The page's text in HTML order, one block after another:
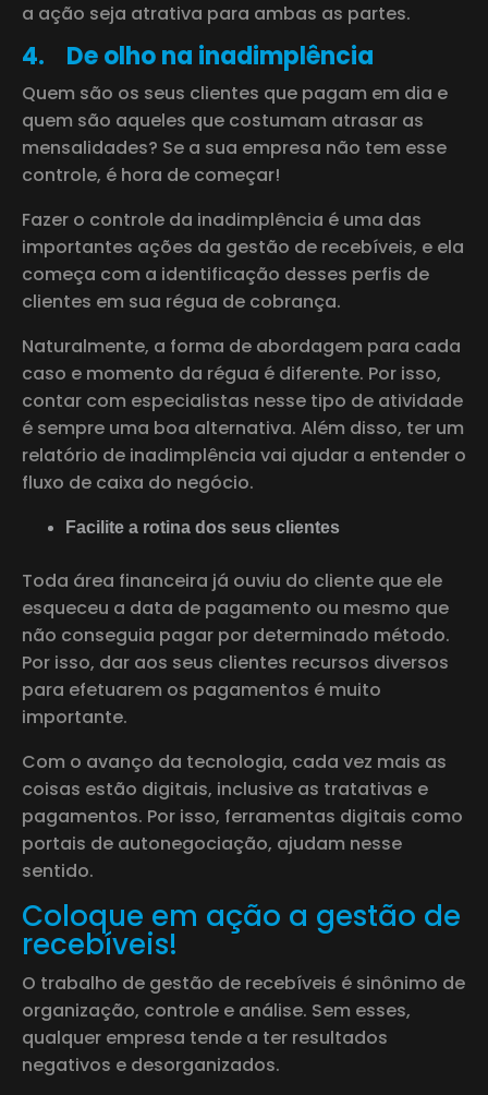
a ação seja atrativa para ambas as partes.
4. De olho na inadimplência
Quem são os seus clientes que pagam em dia e
quem são aqueles que costumam atrasar as
mensalidades? Se a sua empresa não tem esse
controle, é hora de começar!
Fazer o controle da inadimplência é uma das
importantes ações da gestão de recebíveis, e ela
começa com a identificação desses perfis de
clientes em sua régua de cobrança.
Naturalmente, a forma de abordagem para cada
caso e momento da régua é diferente. Por isso,
contar com especialistas nesse tipo de atividade
é sempre uma boa alternativa. Além disso, ter um
relatório de inadimplência vai ajudar a entender o
fluxo de caixa do negócio.
Facilite a rotina dos seus clientes
Toda área financeira já ouviu do cliente que ele
esqueceu a data de pagamento ou mesmo que
não conseguia pagar por determinado método.
Por isso, dar aos seus clientes recursos diversos
para efetuarem os pagamentos é muito
importante.
Com o avanço da tecnologia, cada vez mais as
coisas estão digitais, inclusive as tratativas e
pagamentos. Por isso, ferramentas digitais como
portais de autonegociação, ajudam nesse
sentido.
Coloque em ação a gestão de
recebíveis!
O trabalho de gestão de recebíveis é sinônimo de
organização, controle e análise. Sem esses,
qualquer empresa tende a ter resultados
negativos e desorganizados.